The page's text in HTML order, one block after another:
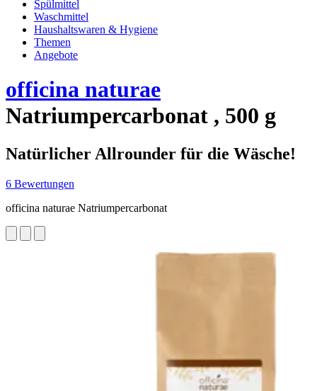
Spülmittel
Waschmittel
Haushaltswaren & Hygiene
Themen
Angebote
officina naturae
Natriumpercarbonat , 500 g
Natürlicher Allrounder für die Wäsche!
6 Bewertungen
officina naturae Natriumpercarbonat